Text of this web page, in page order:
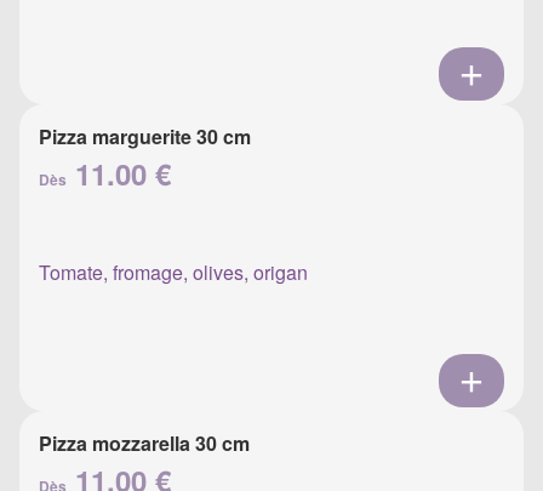
Pizza marguerite 30 cm
Dès 11.00 €
Tomate, fromage, olives, origan
Pizza mozzarella 30 cm
Dès 11.00 €